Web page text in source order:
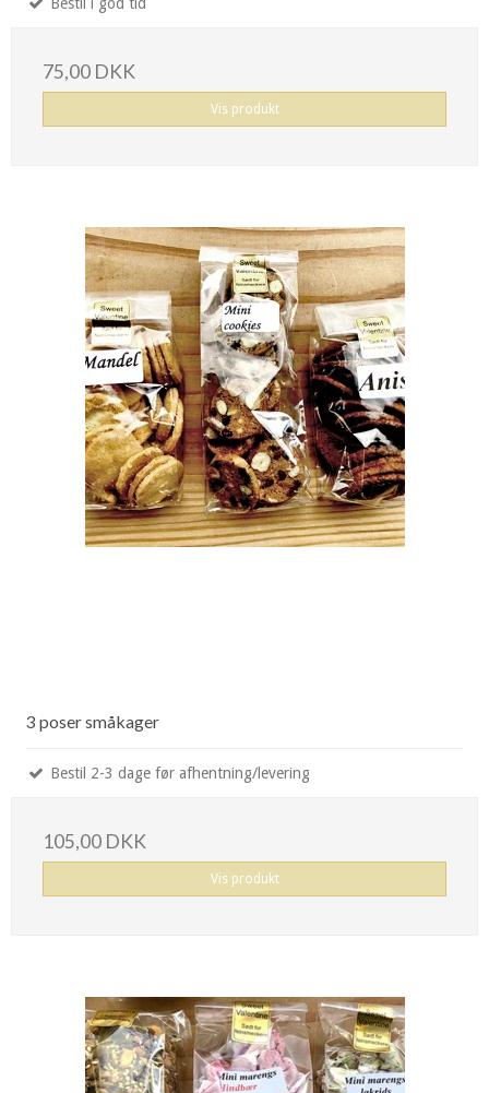
75,00 DKK
Vis produkt
3 poser småkager
Bestil 2-3 dage før afhentning/levering
105,00 DKK
Vis produkt